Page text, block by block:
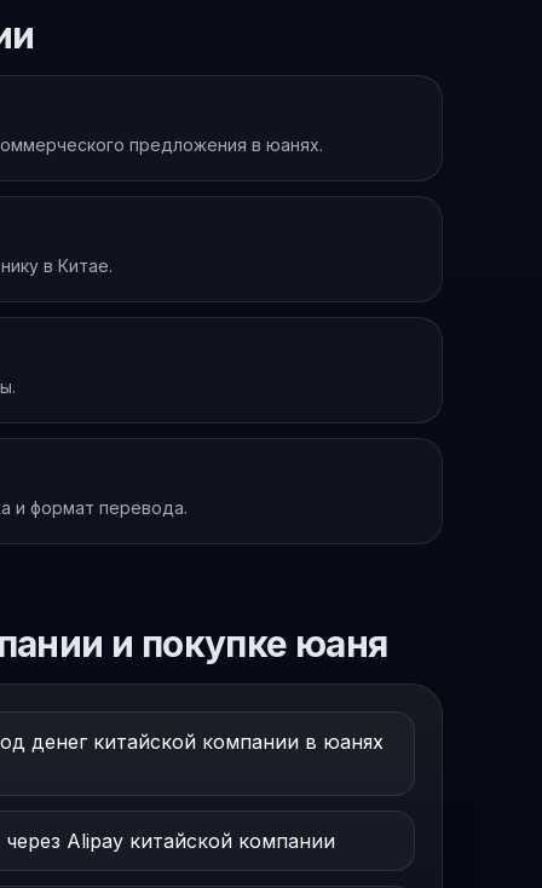
предложения в юанях.
в Китае.
и формат перевода.
и покупке юаня
денег китайской компании в юанях
Alipay китайской компании